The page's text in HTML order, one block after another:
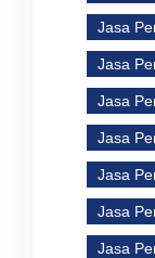
Jasa
Jasa
Jasa
Jasa
Jasa
Jasa
Jasa